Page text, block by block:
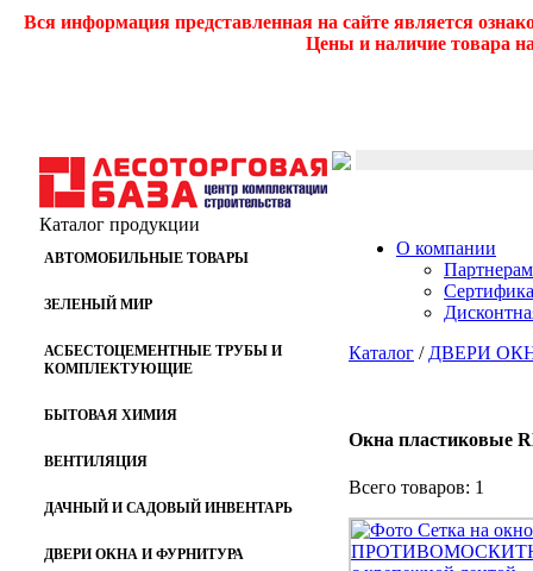
Вся информация представленная на сайте является
Цены и наличие товара
Каталог продукции
АВТОМОБИЛЬНЫЕ ТОВАРЫ
ЗЕЛЕНЫЙ МИР
АСБЕСТОЦЕМЕНТНЫЕ ТРУБЫ И
КОМПЛЕКТУЮЩИЕ
БЫТОВАЯ ХИМИЯ
ВЕНТИЛЯЦИЯ
ДАЧНЫЙ И САДОВЫЙ ИНВЕНТАРЬ
ДВЕРИ ОКНА И ФУРНИТУРА
О компании
Партнерам
Каталог / ДВЕРИ
Окна пластиковые
Всего товаров: 1